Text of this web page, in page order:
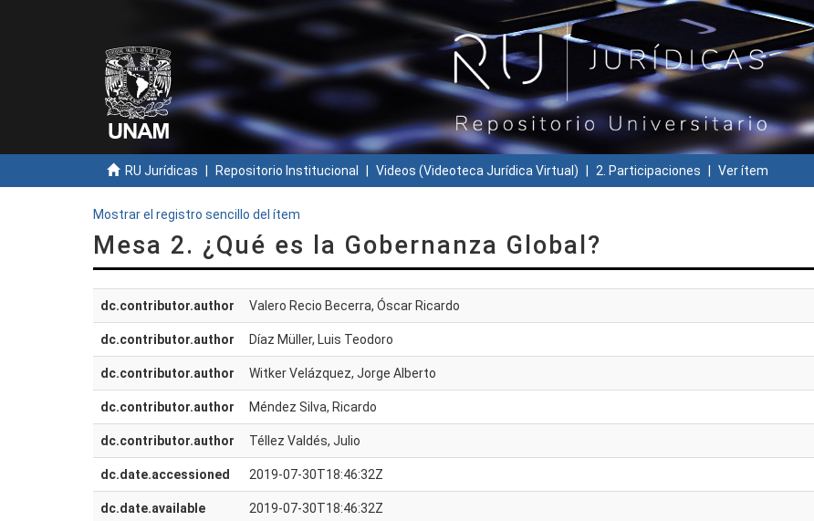
RU Jurídicas Repositorio Institucional Videos (Videoteca Jurídica Virtual) 2. Participaciones Ver ítem
Mostrar el registro sencillo del ítem
Mesa 2. ¿Qué es la Gobernanza Global?
dc.contributor.author Valero Recio Becerra, Óscar Ricardo
dc.contributor.author Díaz Müller, Luis Teodoro
dc.contributor.author Witker Velázquez, Jorge Alberto
dc.contributor.author Méndez Silva, Ricardo
dc.contributor.author Téllez Valdés, Julio
dc.date.accessioned 2019-07-30T18:46:32Z
dc.date.available 2019-07-30T18:46:32Z